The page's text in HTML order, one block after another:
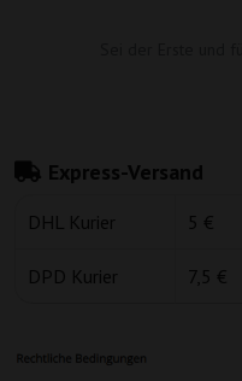
Express-Versand
DHL Kurier 5 €
DPD Kurier 7,5 €